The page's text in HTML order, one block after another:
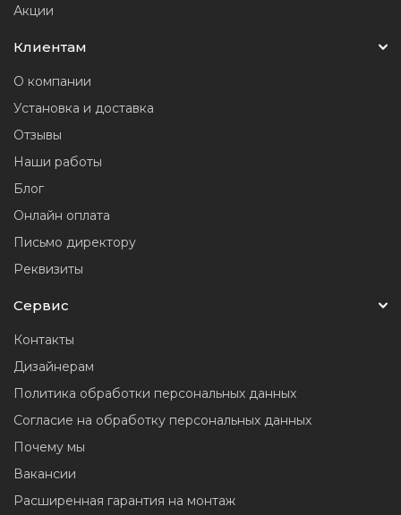
Акции
Клиентам
О компании
Установка и доставка
Отзывы
Наши работы
Блог
Онлайн оплата
Письмо директору
Реквизиты
Сервис
Контакты
Дизайнерам
Политика обработки персональных данных
Согласие на обработку персональных данных
Почему мы
Вакансии
Расширенная гарантия на монтаж